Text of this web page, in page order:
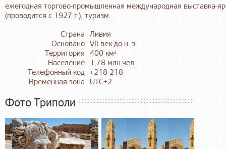
ежегодная торгово-промышленная международная выставка-
(проводится с 1927 г.), туризм.
Страна Ливия
Основано VII век до н. э.
Территория 400 км²
Население
1,78 млн.чел.
Телефонный код +218 218
Временная зона
UTC+2
Фото Триполи